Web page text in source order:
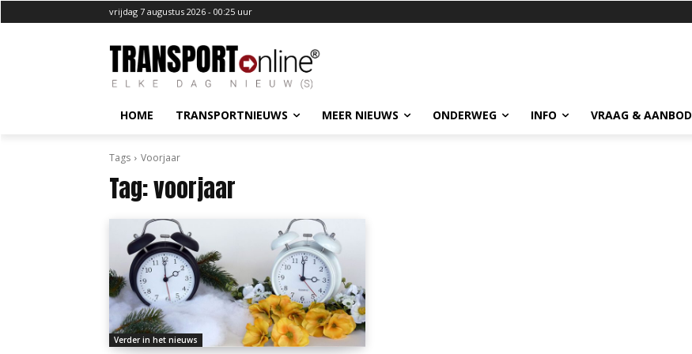
vrijdag 7 augustus 2026 - 00:25 uur
HOME TRANSPORTNIEUWS MEER NIEUWS ONDERWEG INFO VRAAG & AANBOD
Tags Voorjaar
Tag:voorjaar
Verder in het nieuws